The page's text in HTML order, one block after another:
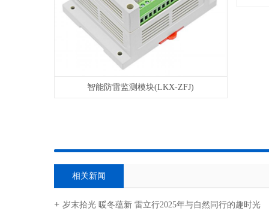
智能防雷监测模块(LKX-ZFJ)
相关新闻
岁末拾光 暖冬蕴新 雷立行2025年与自然同行的趣时光